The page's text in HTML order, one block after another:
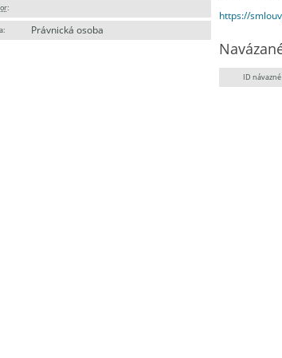
:
Právnická osoba
https://
ID